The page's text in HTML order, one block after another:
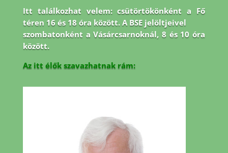
Itt találkozhat velem: csütörtökönként a Fő
téren 16 és 18 óra között. A BSE jelöltjeivel
szombatonként a Vásárcsarnoknál, 8 és 10 óra
között.
Az itt élők szavazhatnak rám: